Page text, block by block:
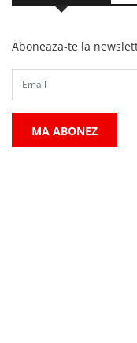
Aboneaza-te la
MA ABONEZ